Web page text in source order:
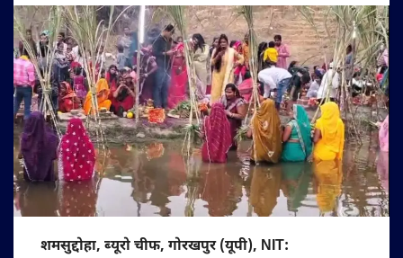
शमसुद्दोहा, ब्यूरो चीफ, गोरखपुर (यूपी), NIT: